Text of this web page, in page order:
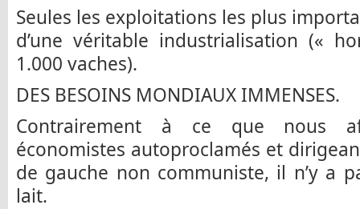
Seules les exploitations les plus
d’une véritable industrialisation («
1.000 vaches).
DES BESOINS MONDIAUX IMMENSES.
Contrairement à ce que nous
économistes autoproclamés et
de gauche non communiste, il n’y a
lait.